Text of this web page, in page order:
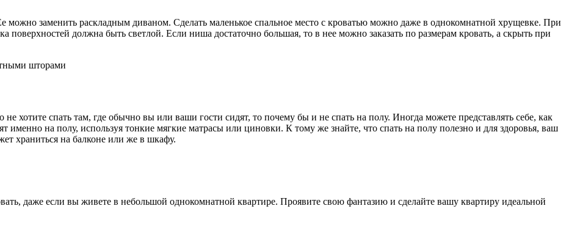
можно заменить раскладным диваном. Сделать маленькое спальное место с кроватью можно даже в однокомнатной хрущевке. При
поверхностей должна быть светлой. Если ниша достаточно большая, то в нее можно заказать по размерам кровать, а скрыть при
шторами
хотите спать там, где обычно вы или ваши гости сидят, то почему бы и не спать на полу. Иногда можете представлять себе, как
именно на полу, используя тонкие мягкие матрасы или циновки. К тому же знайте, что спать на полу полезно и для здоровья, ваш
храниться на балконе или же в шкафу.
даже если вы живете в небольшой однокомнатной квартире. Проявите свою фантазию и сделайте вашу квартиру идеальной